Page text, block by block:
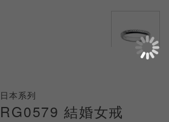
黃金金飾
日本系列
RG0579 結婚女戒